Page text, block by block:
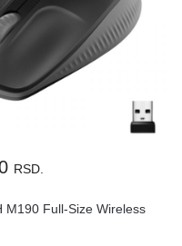
RSD.
M190 Full-Size Wireless